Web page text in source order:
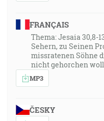
FRANÇAIS
Thema: Jesaia 30,8-
Sehern, zu Seinen
missratenen Söhne
nicht gehorchen
MP3
ČESKY